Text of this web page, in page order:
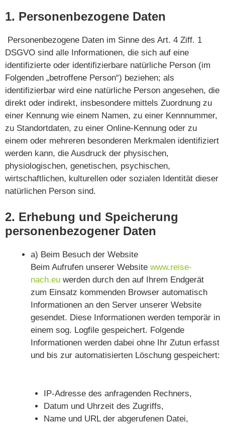
1. Personenbezogene Daten
Personenbezogene Daten im Sinne des Art. 4 Ziff. 1
DSGVO sind alle Informationen, die sich auf eine
identifizierte oder identifizierbare natürliche Person (im
Folgenden „betroffene Person“) beziehen; als
identifizierbar wird eine natürliche Person angesehen, die
direkt oder indirekt, insbesondere mittels Zuordnung zu
einer Kennung wie einem Namen, zu einer Kennnummer,
zu Standortdaten, zu einer Online-Kennung oder zu
einem oder mehreren besonderen Merkmalen identifiziert
werden kann, die Ausdruck der physischen,
physiologischen, genetischen, psychischen,
wirtschaftlichen, kulturellen oder sozialen Identität dieser
natürlichen Person sind.
2. Erhebung und Speicherung
personenbezogener Daten
a) Beim Besuch der Website
Beim Aufrufen unserer Website www.reise-
nach.eu werden durch den auf Ihrem Endgerät
zum Einsatz kommenden Browser automatisch
Informationen an den Server unserer Website
gesendet. Diese Informationen werden temporär in
einem sog. Logfile gespeichert. Folgende
Informationen werden dabei ohne Ihr Zutun erfasst
und bis zur automatisierten Löschung gespeichert:
IP-Adresse des anfragenden Rechners,
Datum und Uhrzeit des Zugriffs,
Name und URL der abgerufenen Datei,